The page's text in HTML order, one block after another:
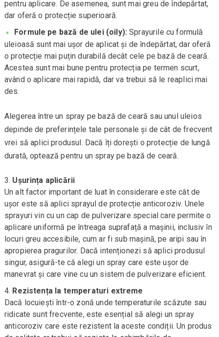
pentru aplicare. De asemenea, sunt mai greu de îndepărtat,
dar oferă o protecție superioară.
Formule pe bază de ulei (oily): Sprayurile cu formulă
uleioasă sunt mai ușor de aplicat și de îndepărtat, dar oferă
o protecție mai puțin durabilă decât cele pe bază de ceară.
Acestea sunt mai bune pentru protecția pe termen scurt,
având o aplicare mai rapidă, dar va trebui să le reaplici mai
des.
Alegerea între un spray pe bază de ceară sau unul uleios
depinde de preferințele tale personale și de cât de frecvent
vrei să aplici produsul. Dacă îți dorești o protecție de lungă
durată, optează pentru un spray pe bază de ceară.
Ușurința aplicării
Un alt factor important de luat în considerare este cât de
ușor este să aplici sprayul de protecție anticoroziv. Unele
sprayuri vin cu un cap de pulverizare special care permite o
aplicare uniformă pe întreaga suprafață a mașinii, inclusiv în
locuri greu accesibile, cum ar fi sub mașină, pe aripi sau în
apropierea pragurilor. Dacă intenționezi să aplici produsul
singur, asigură-te că alegi un spray care este ușor de
manevrat și care vine cu un sistem de pulverizare eficient.
Rezistența la temperaturi extreme
Dacă locuiești într-o zonă unde temperaturile scăzute sau
ridicate sunt frecvente, este esențial să alegi un spray
anticoroziv care este rezistent la aceste condiții. Un produs